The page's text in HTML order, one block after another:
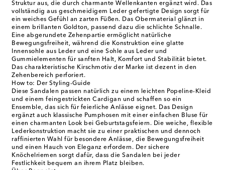
Struktur aus, die durch charmante Wellenkanten ergänzt wird. Das
vollständig aus geschmeidigem Leder gefertigte Design sorgt für
ein weiches Gefühl an zarten Füßen. Das Obermaterial glänzt in
einem brillanten Goldton, passend dazu die schlichte Schnalle.
Eine abgerundete Zehenpartie ermöglicht natürliche
Bewegungsfreiheit, während die Konstruktion eine glatte
Innensohle aus Leder und eine Sohle aus Leder und
Gummielementen für sanften Halt, Komfort und Stabilität bietet.
Das charakteristische Kirschmotiv der Marke ist dezent in den
Zehenbereich perforiert.
How to: Der Styling-Guide
Diese Sandalen passen natürlich zu einem leichten Popeline-Kleid
und einem feingestrickten Cardigan und schaffen so ein
Ensemble, das sich für feierliche Anlässe eignet. Das Design
ergänzt auch klassische Pumphosen mit einer einfachen Bluse für
einen charmanten Look bei Geburtstagsfeiern. Die weiche, flexible
Lederkonstruktion macht sie zu einer praktischen und dennoch
raffinierten Wahl für besondere Anlässe, die Bewegungsfreiheit
und einen Hauch von Eleganz erfordern. Der sichere
Knöchelriemen sorgt dafür, dass die Sandalen bei jeder
Festlichkeit bequem an ihrem Platz bleiben.